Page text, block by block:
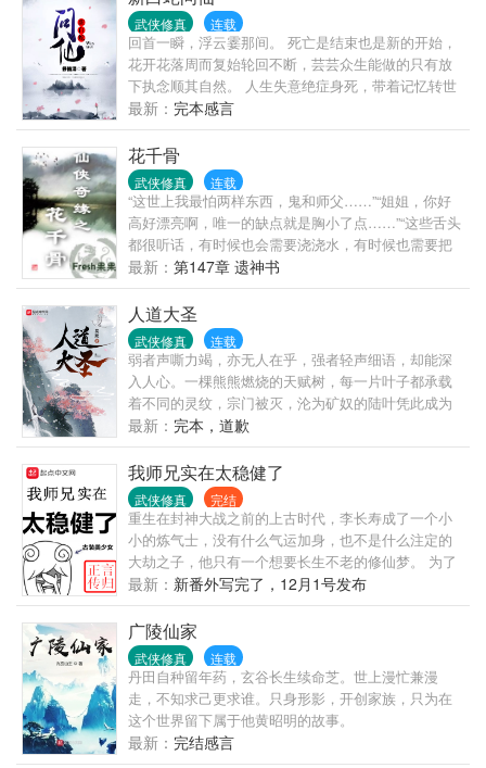
二圣：徐方此子，乃是我佛门大兴的绊脚石，谁能将
之除去，吾赐其佛祖果位！佛门众僧：圣人，我们已
经改投到徐方门下了！此时的徐方踏足九霄之顶，傲
立众生，满天神佛，尽皆震动！
武侠修真 连载
回首一瞬，浮云霎那间。 死亡是结束也是新的开始，
花开花落周而复始轮回不断，芸芸众生能做的只有放
下执念顺其自然。 人生失意绝症身死，带着记忆转世
重生为白蛇，岁月流逝，属于人类的那部分记忆逐渐
被兽性压制，蛇就是蛇，永远都不是真正人类。 变身
女蛇妖寻求仙道。 扣群922306767
最新： 完本感言
花千骨
武侠修真 连载
“这世上我最怕两样东西，鬼和师父……”“姐姐，你好
高好漂亮啊，唯一的缺点就是胸小了点……”“这些舌头
都很听话，有时候也会需要浇浇水，有时候也需要把
天顶打开，让它们晒晒太阳。”“什么叫离她远一点，笑
话！我要天下皆在我手，还怕逆不了这小小乾坤！”“没
有喜欢也没有不喜欢。所以，不管以怎样一种方式活
着，对于我来说，都是无关紧要的事情。”
最新： 第147章 遗神书
人道大圣
武侠修真 连载
弱者声嘶力竭，亦无人在乎，强者轻声细语，却能深
入人心。一棵熊熊燃烧的天赋树，每一片叶子都承载
着不同的灵纹，宗门被灭，沦为矿奴的陆叶凭此成为
修士，搅动九州风云。
最新： 完本，道歉
我师兄实在太稳健了
武侠修真 完结
重生在封神大战之前的上古时代，李长寿成了一个小
小的炼气士，没有什么气运加身，也不是什么注定的
大劫之子，他只有一个想要长生不老的修仙梦。 为了
能在残酷的洪荒安身立命，他努力不沾因果，杀人必
扬其灰，凡事谋而后动，从不轻易步入危险之中。 藏
底牌，修遁术，炼丹毒，掌神通，不动稳如老狗，一
动石破天惊，动后悄声走人。 本来李长寿规划中，自
己会一直躲在山中平安无事的修行成仙，直到有一
年，他的老师父静极思动，又给他……收了个师妹回
来…… 【通一群（满·474095492），二群
（836797636）双开爆肝，轻松修仙！】
最新： 新番外写完了，12月1号发布
广陵仙家
武侠修真 连载
丹田自种留年药，玄谷长生续命芝。世上漫忙兼漫
走，不知求己更求谁。只身形影，开创家族，只为在
这个世界留下属于他黄昭明的故事。
最新： 完结感言